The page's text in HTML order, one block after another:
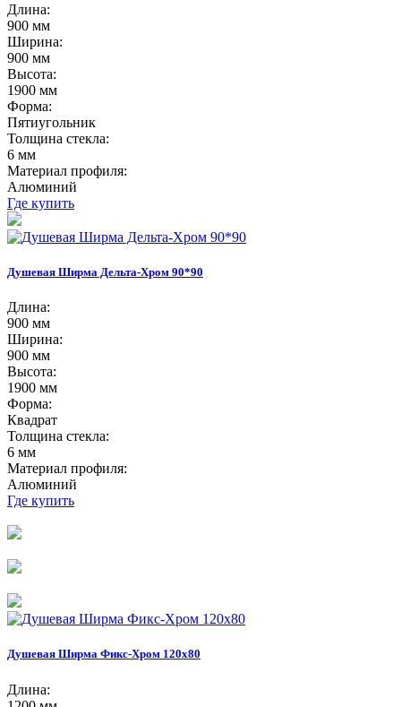
Длина:
900 мм
Ширина:
900 мм
Высота:
1900 мм
Форма:
Пятиугольник
Толщина стекла:
6 мм
Материал профиля:
Алюминий
Где купить
Душевая Ширма Дельта-Хром 90*90
Длина:
900 мм
Ширина:
900 мм
Высота:
1900 мм
Форма:
Квадрат
Толщина стекла:
6 мм
Материал профиля:
Алюминий
Где купить
Душевая Ширма Фикс-Хром 120х80
Длина: